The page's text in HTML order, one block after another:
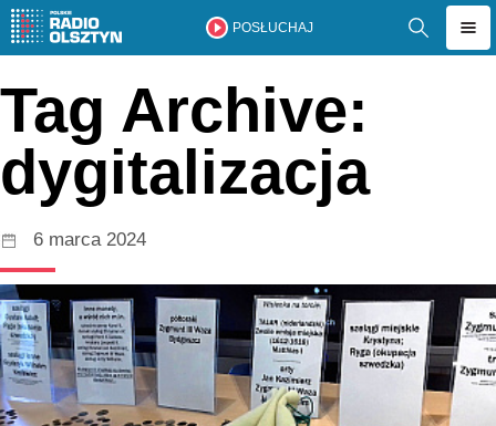
POSŁUCHAJ
Tag Archive:
dygitalizacja
6 marca 2024